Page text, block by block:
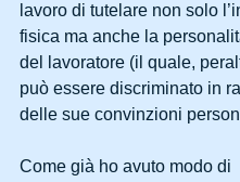
lavoro di tutelare non solo
fisica ma anche la
del lavoratore (il quale,
può essere discriminato in
delle sue convinzioni
Come già ho avuto modo di